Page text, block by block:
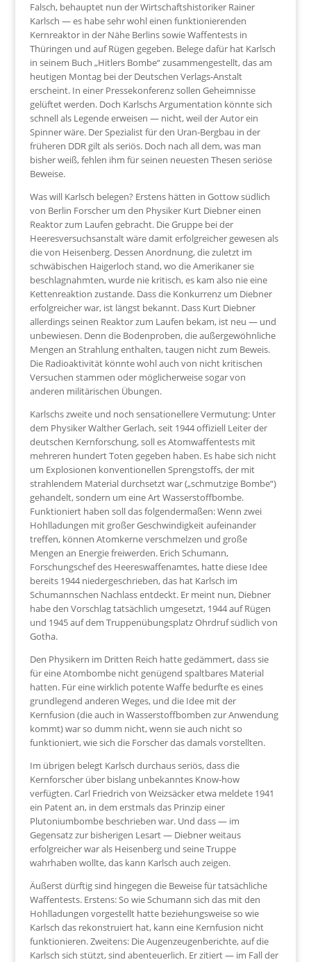
Falsch, behauptet nun der Wirtschaftshistoriker Rainer
Karlsch — es habe sehr wohl einen funktionierenden
Kernreaktor in der Nähe Berlins sowie Waffentests in
Thüringen und auf Rügen gegeben. Belege dafür hat Karlsch
in seinem Buch „Hitlers Bombe“ zusammengestellt, das am
heutigen Montag bei der Deutschen Verlags-Anstalt
erscheint. In einer Pressekonferenz sollen Geheimnisse
gelüftet werden. Doch Karlschs Argumentation könnte sich
schnell als Legende erweisen — nicht, weil der Autor ein
Spinner wäre. Der Spezialist für den Uran-Bergbau in der
früheren DDR gilt als seriös. Doch nach all dem, was man
bisher weiß, fehlen ihm für seinen neuesten Thesen seriöse
Beweise.
Was will Karlsch belegen? Erstens hätten in Gottow südlich
von Berlin Forscher um den Physiker Kurt Diebner einen
Reaktor zum Laufen gebracht. Die Gruppe bei der
Heeresversuchsanstalt wäre damit erfolgreicher gewesen als
die von Heisenberg. Dessen Anordnung, die zuletzt im
schwäbischen Haigerloch stand, wo die Amerikaner sie
beschlagnahmten, wurde nie kritisch, es kam also nie eine
Kettenreaktion zustande. Dass die Konkurrenz um Diebner
erfolgreicher war, ist längst bekannt. Dass Kurt Diebner
allerdings seinen Reaktor zum Laufen bekam, ist neu — und
unbewiesen. Denn die Bodenproben, die außergewöhnliche
Mengen an Strahlung enthalten, taugen nicht zum Beweis.
Die Radioaktivität könnte wohl auch von nicht kritischen
Versuchen stammen oder möglicherweise sogar von
anderen militärischen Übungen.
Karlschs zweite und noch sensationellere Vermutung: Unter
dem Physiker Walther Gerlach, seit 1944 offiziell Leiter der
deutschen Kernforschung, soll es Atomwaffentests mit
mehreren hundert Toten gegeben haben. Es habe sich nicht
um Explosionen konventionellen Sprengstoffs, der mit
strahlendem Material durchsetzt war („schmutzige Bombe“)
gehandelt, sondern um eine Art Wasserstoffbombe.
Funktioniert haben soll das folgendermaßen: Wenn zwei
Hohlladungen mit großer Geschwindigkeit aufeinander
treffen, können Atomkerne verschmelzen und große
Mengen an Energie freiwerden. Erich Schumann,
Forschungschef des Heereswaffenamtes, hatte diese Idee
bereits 1944 niedergeschrieben, das hat Karlsch im
Schumannschen Nachlass entdeckt. Er meint nun, Diebner
habe den Vorschlag tatsächlich umgesetzt, 1944 auf Rügen
und 1945 auf dem Truppenübungsplatz Ohrdruf südlich von
Gotha.
Den Physikern im Dritten Reich hatte gedämmert, dass sie
für eine Atombombe nicht genügend spaltbares Material
hatten. Für eine wirklich potente Waffe bedurfte es eines
grundlegend anderen Weges, und die Idee mit der
Kernfusion (die auch in Wasserstoffbomben zur Anwendung
kommt) war so dumm nicht, wenn sie auch nicht so
funktioniert, wie sich die Forscher das damals vorstellten.
Im übrigen belegt Karlsch durchaus seriös, dass die
Kernforscher über bislang unbekanntes Know-how
verfügten. Carl Friedrich von Weizsäcker etwa meldete 1941
ein Patent an, in dem erstmals das Prinzip einer
Plutoniumbombe beschrieben war. Und dass — im
Gegensatz zur bisherigen Lesart — Diebner weitaus
erfolgreicher war als Heisenberg und seine Truppe
wahrhaben wollte, das kann Karlsch auch zeigen.
Äußerst dürftig sind hingegen die Beweise für tatsächliche
Waffentests. Erstens: So wie Schumann sich das mit den
Hohlladungen vorgestellt hatte beziehungsweise so wie
Karlsch das rekonstruiert hat, kann eine Kernfusion nicht
funktionieren. Zweitens: Die Augenzeugenberichte, auf die
Karlsch sich stützt, sind abenteuerlich. Er zitiert — im Fall der